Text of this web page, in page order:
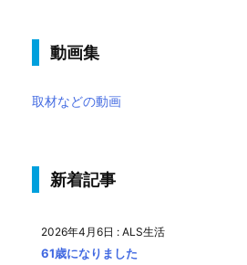
動画集
取材などの動画
新着記事
2026年4月6日 : ALS生活
61歳になりました